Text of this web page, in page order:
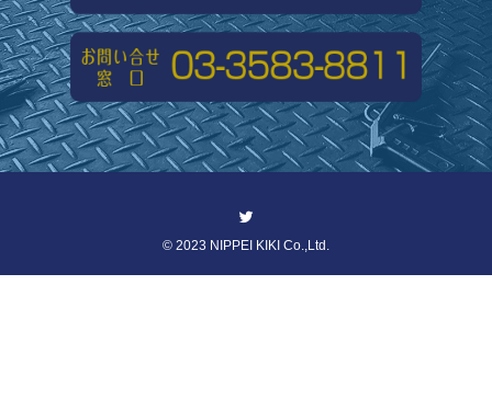
© 2023 NIPPEI KIKI Co.,Ltd.